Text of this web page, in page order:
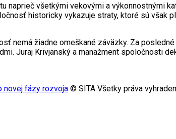
naprieč všetkými vekovými a výkonnostnými
historicky vykazuje straty, ktoré sú však
nemá žiadne omeškané záväzky. Za
Juraj Krivjanský a manažment spoločnosti
novej fázy rozvoja © SITA Všetky práva